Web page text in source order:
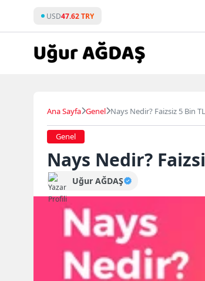
content
USD47.62 TRY
Ana Sayfa Genel Nays Nedir? Faizsiz 5 Bin
Genel
Nays Nedir?
Uğur AĞDAŞ